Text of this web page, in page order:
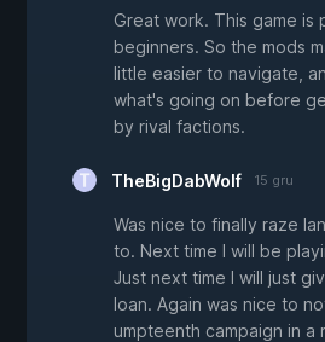
Great work. This game is
beginners. So the mods
little easier to navigate,
what's going on before
by rival factions.
TheBigDabWolf 15 gru
Was nice to finally raze
to. Next time I will be
Just next time I will just
loan. Again was nice to
umpteenth campaign in a